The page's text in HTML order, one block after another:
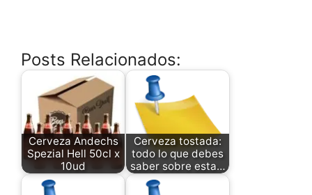
Posts Relacionados:
Cerveza Andechs
Spezial Hell 50cl x
10ud
Cerveza tostada:
todo lo que debes
saber sobre esta…